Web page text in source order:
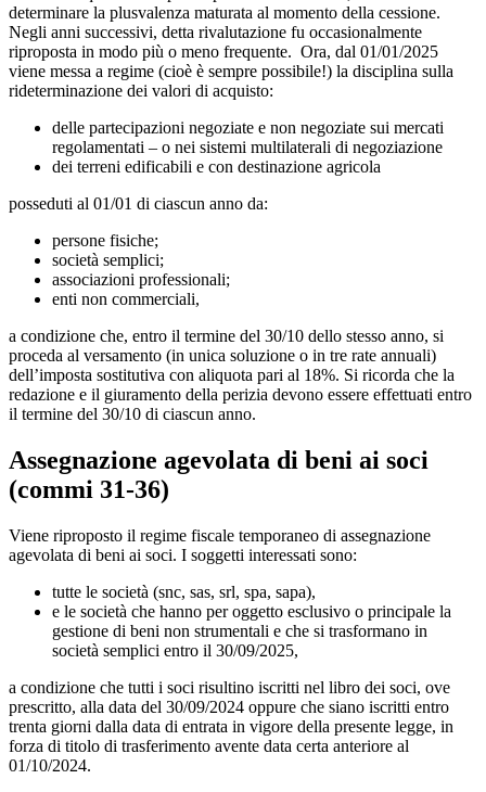
determinare la plusvalenza maturata al momento della cessione.
Negli anni successivi, detta rivalutazione fu occasionalmente
riproposta in modo più o meno frequente. Ora, dal 01/01/2025
viene messa a regime (cioè è sempre possibile!) la disciplina sulla
rideterminazione dei valori di acquisto:
delle partecipazioni negoziate e non negoziate sui mercati
regolamentati – o nei sistemi multilaterali di negoziazione
dei terreni edificabili e con destinazione agricola
posseduti al 01/01 di ciascun anno da:
persone fisiche;
società semplici;
associazioni professionali;
enti non commerciali,
a condizione che, entro il termine del 30/10 dello stesso anno, si
proceda al versamento (in unica soluzione o in tre rate annuali)
dell’imposta sostitutiva con aliquota pari al 18%. Si ricorda che la
redazione e il giuramento della perizia devono essere effettuati entro
il termine del 30/10 di ciascun anno.
Assegnazione agevolata di beni ai soci
(commi 31-36)
Viene riproposto il regime fiscale temporaneo di assegnazione
agevolata di beni ai soci. I soggetti interessati sono:
tutte le società (snc, sas, srl, spa, sapa),
e le società che hanno per oggetto esclusivo o principale la
gestione di beni non strumentali e che si trasformano in
società semplici entro il 30/09/2025,
a condizione che tutti i soci risultino iscritti nel libro dei soci, ove
prescritto, alla data del 30/09/2024 oppure che siano iscritti entro
trenta giorni dalla data di entrata in vigore della presente legge, in
forza di titolo di trasferimento avente data certa anteriore al
01/10/2024.